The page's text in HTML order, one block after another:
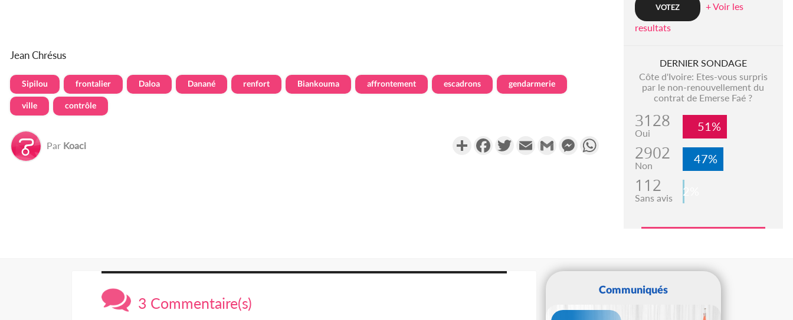
Jean Chrésus
Sipilou frontalier Daloa Danané renfort Biankouma affrontement escadrons gendarmerie
ville contrôle
Par Koaci PartagerFacebookTwitterEmail Gmail Messenger
+ Voir les
resultats
DERNIER SONDAGE
Côte d'Ivoire: Etes-vous surpris
par le non-renouvellement du
contrat de Emerse Faé ?
3128
Oui 51%
2902
Non 47%
112
Sans avis 2%
3 Commentaire(s)
Communiqués